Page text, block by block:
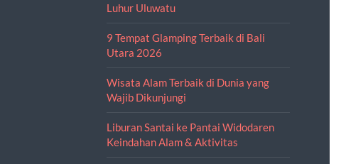
Luhur Uluwatu
9 Tempat Glamping Terbaik di Bali
Utara 2026
Wisata Alam Terbaik di Dunia yang
Wajib Dikunjungi
Liburan Santai ke Pantai Widodaren
Keindahan Alam & Aktivitas